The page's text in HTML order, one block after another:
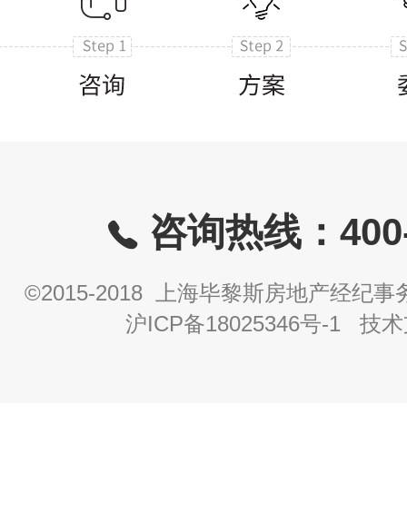
咨询热线：
©2015-2018 上海毕黎斯房地产经纪事
沪ICP备18025346号-1 技术